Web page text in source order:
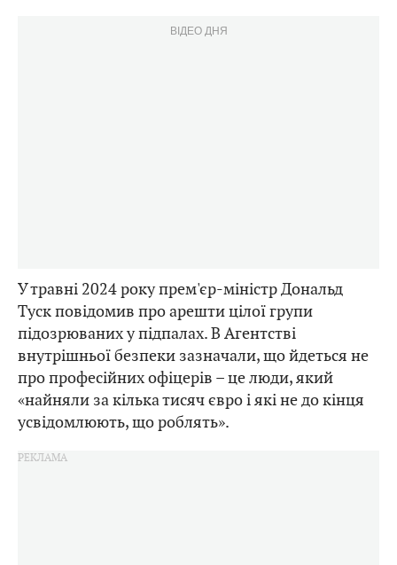
ВІДЕО ДНЯ
У травні 2024 року прем'єр-міністр Дональд
Туск повідомив про арешти цілої групи
підозрюваних у підпалах. В Агентстві
внутрішньої безпеки зазначали, що йдеться не
про професійних офіцерів – це люди, який
«найняли за кілька тисяч євро і які не до кінця
усвідомлюють, що роблять».